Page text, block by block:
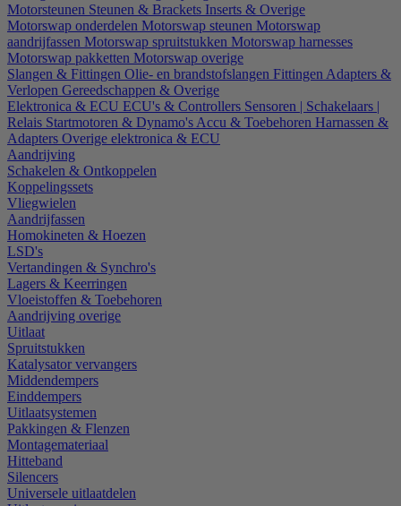
Motorsteunen Steunen & Brackets Inserts & Overige
Motorswap onderdelen Motorswap steunen Motorswap
aandrijfassen Motorswap spruitstukken Motorswap harnesses
Motorswap pakketten Motorswap overige
Slangen & Fittingen Olie- en brandstofslangen Fittingen Adapters &
Verlopen Gereedschappen & Overige
Elektronica & ECU ECU's & Controllers Sensoren | Schakelaars |
Relais Startmotoren & Dynamo's Accu & Toebehoren Harnassen &
Adapters Overige elektronica & ECU
Aandrijving
Schakelen & Ontkoppelen
Koppelingssets
Vliegwielen
Aandrijfassen
Homokineten & Hoezen
LSD's
Vertandingen & Synchro's
Lagers & Keerringen
Vloeistoffen & Toebehoren
Aandrijving overige
Uitlaat
Spruitstukken
Katalysator vervangers
Middendempers
Einddempers
Uitlaatsystemen
Pakkingen & Flenzen
Montagemateriaal
Hitteband
Silencers
Universele uitlaatdelen